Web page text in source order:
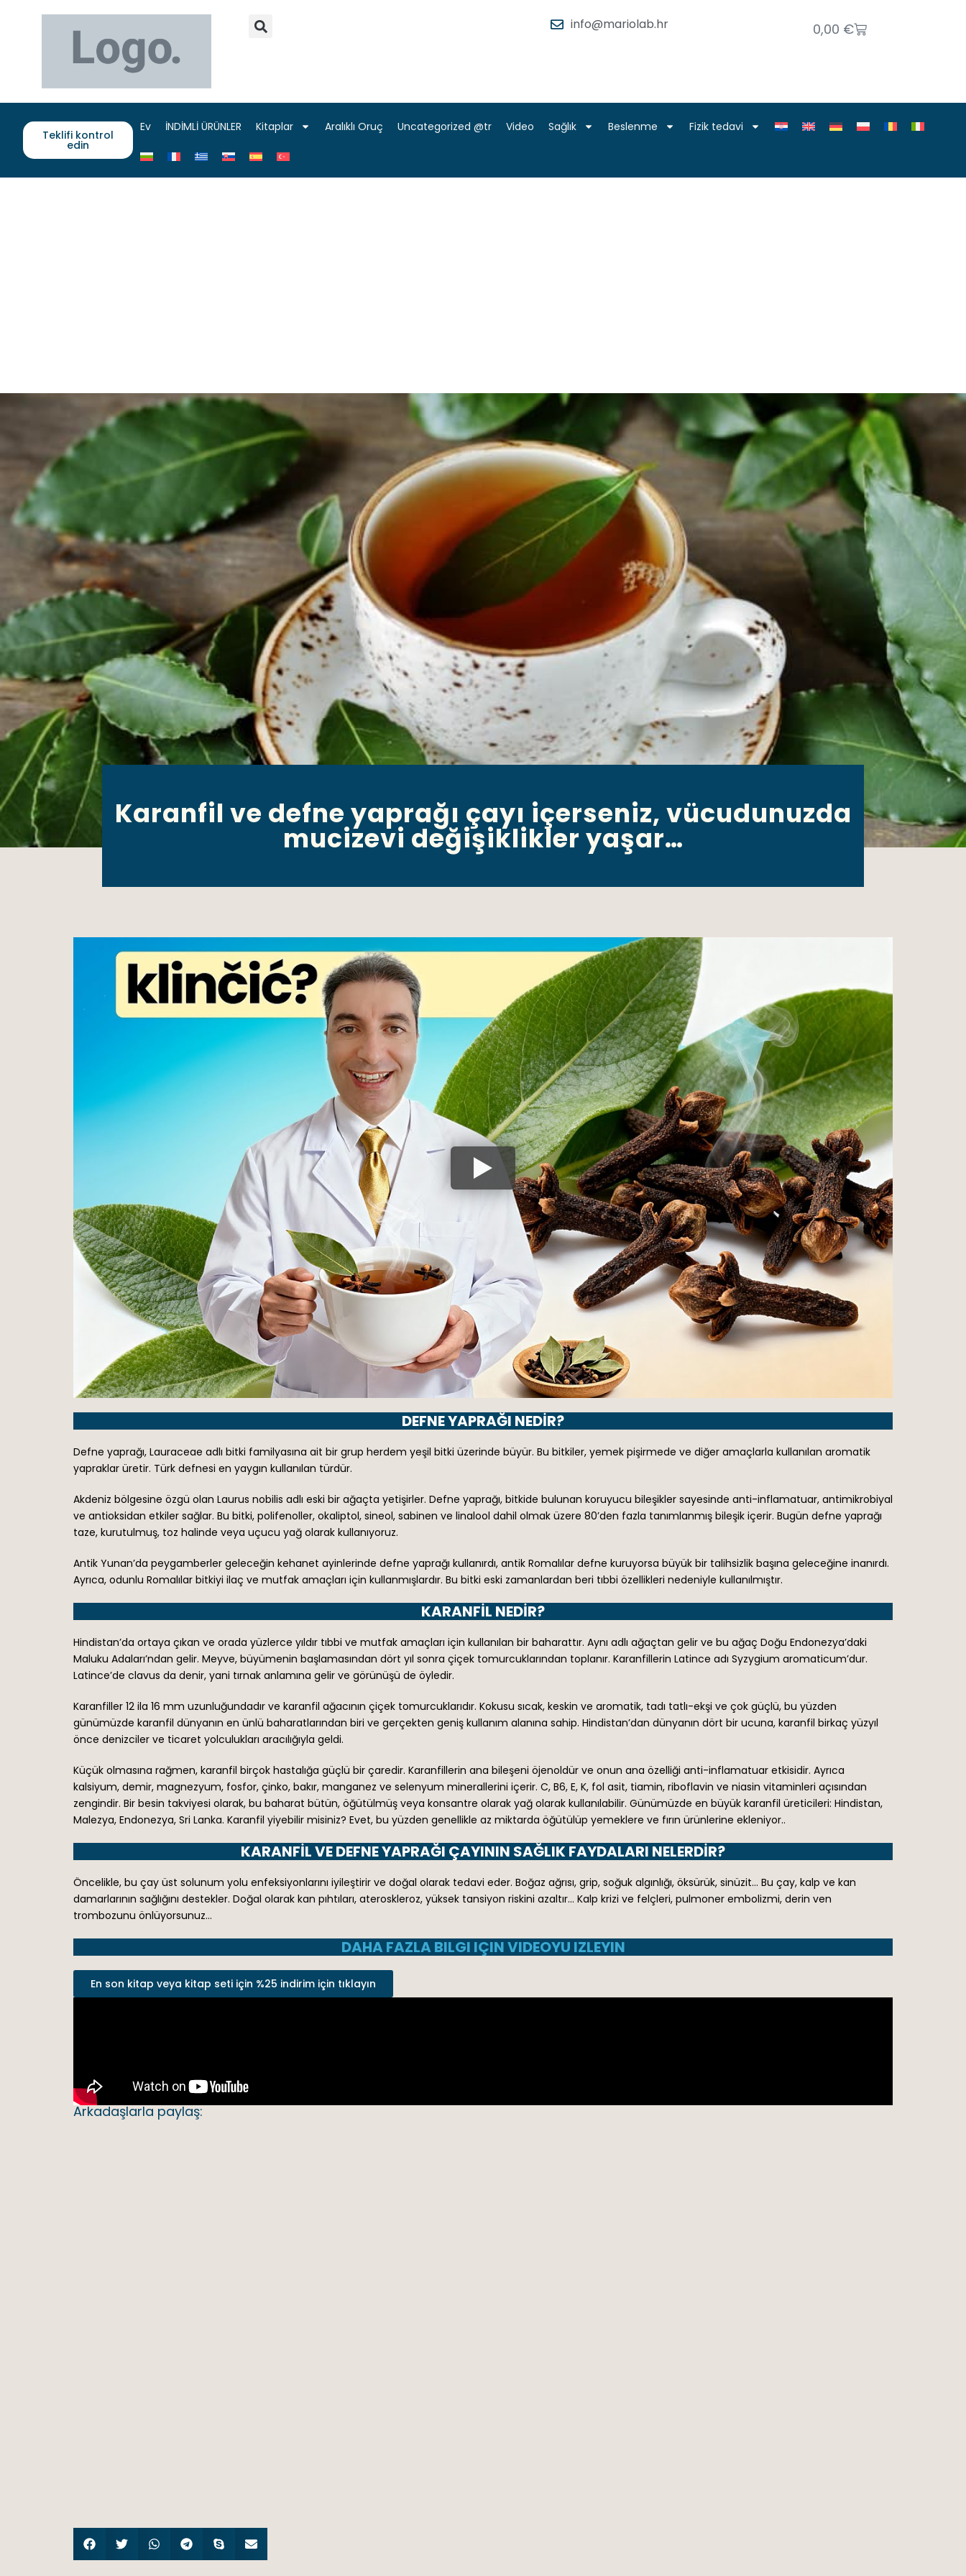
info@mariolab.hr 0,00 €
Teklifi kontrol
edin
Ev İNDİMLİ ÜRÜNLER Kitaplar Aralıklı Oruç Uncategorized @tr Video Sağlık Beslenme Fizik tedavi
Karanfil ve defne yaprağı çayı içerseniz, vücudunuzda
mucizevi değişiklikler yaşar…
DEFNE YAPRAĞI NEDIR?
Defne yaprağı, Lauraceae adlı bitki familyasına ait bir grup herdem yeşil bitki üzerinde büyür. Bu bitkiler, yemek pişirmede ve diğer amaçlarla kullanılan aromatik
yapraklar üretir. Türk defnesi en yaygın kullanılan türdür.
Akdeniz bölgesine özgü olan Laurus nobilis adlı eski bir ağaçta yetişirler. Defne yaprağı, bitkide bulunan koruyucu bileşikler sayesinde anti-inflamatuar, antimikrobiyal
ve antioksidan etkiler sağlar. Bu bitki, polifenoller, okaliptol, sineol, sabinen ve linalool dahil olmak üzere 80’den fazla tanımlanmış bileşik içerir. Bugün defne yaprağı
taze, kurutulmuş, toz halinde veya uçucu yağ olarak kullanıyoruz.
Antik Yunan’da peygamberler geleceğin kehanet ayinlerinde defne yaprağı kullanırdı, antik Romalılar defne kuruyorsa büyük bir talihsizlik başına geleceğine inanırdı.
Ayrıca, odunlu Romalılar bitkiyi ilaç ve mutfak amaçları için kullanmışlardır. Bu bitki eski zamanlardan beri tıbbi özellikleri nedeniyle kullanılmıştır.
KARANFIL NEDIR?
Hindistan’da ortaya çıkan ve orada yüzlerce yıldır tıbbi ve mutfak amaçları için kullanılan bir baharattır. Aynı adlı ağaçtan gelir ve bu ağaç Doğu Endonezya’daki
Maluku Adaları’ndan gelir. Meyve, büyümenin başlamasından dört yıl sonra çiçek tomurcuklarından toplanır. Karanfillerin Latince adı Syzygium aromaticum’dur.
Latince’de clavus da denir, yani tırnak anlamına gelir ve görünüşü de öyledir.
Karanfiller 12 ila 16 mm uzunluğundadır ve karanfil ağacının çiçek tomurcuklarıdır. Kokusu sıcak, keskin ve aromatik, tadı tatlı-ekşi ve çok güçlü, bu yüzden
günümüzde karanfil dünyanın en ünlü baharatlarından biri ve gerçekten geniş kullanım alanına sahip. Hindistan’dan dünyanın dört bir ucuna, karanfil birkaç yüzyıl
önce denizciler ve ticaret yolculukları aracılığıyla geldi.
Küçük olmasına rağmen, karanfil birçok hastalığa güçlü bir çaredir. Karanfillerin ana bileşeni öjenoldür ve onun ana özelliği anti-inflamatuar etkisidir. Ayrıca
kalsiyum, demir, magnezyum, fosfor, çinko, bakır, manganez ve selenyum minerallerini içerir. C, B6, E, K, fol asit, tiamin, riboflavin ve niasin vitaminleri açısından
zengindir. Bir besin takviyesi olarak, bu baharat bütün, öğütülmüş veya konsantre olarak yağ olarak kullanılabilir. Günümüzde en büyük karanfil üreticileri: Hindistan,
Malezya, Endonezya, Sri Lanka. Karanfil yiyebilir misiniz? Evet, bu yüzden genellikle az miktarda öğütülüp yemeklere ve fırın ürünlerine ekleniyor..
KARANFIL VE DEFNE YAPRAĞI ÇAYININ SAĞLIK FAYDALARI NELERDIR?
Öncelikle, bu çay üst solunum yolu enfeksiyonlarını iyileştirir ve doğal olarak tedavi eder. Boğaz ağrısı, grip, soğuk algınlığı, öksürük, sinüzit… Bu çay, kalp ve kan
damarlarının sağlığını destekler. Doğal olarak kan pıhtıları, ateroskleroz, yüksek tansiyon riskini azaltır… Kalp krizi ve felçleri, pulmoner embolizmi, derin ven
trombozunu önlüyorsunuz…
DAHA FAZLA BILGI IÇIN VIDEOYU IZLEYIN
En son kitap veya kitap seti için %25 indirim için tıklayın
Arkadaşlarla paylaş: